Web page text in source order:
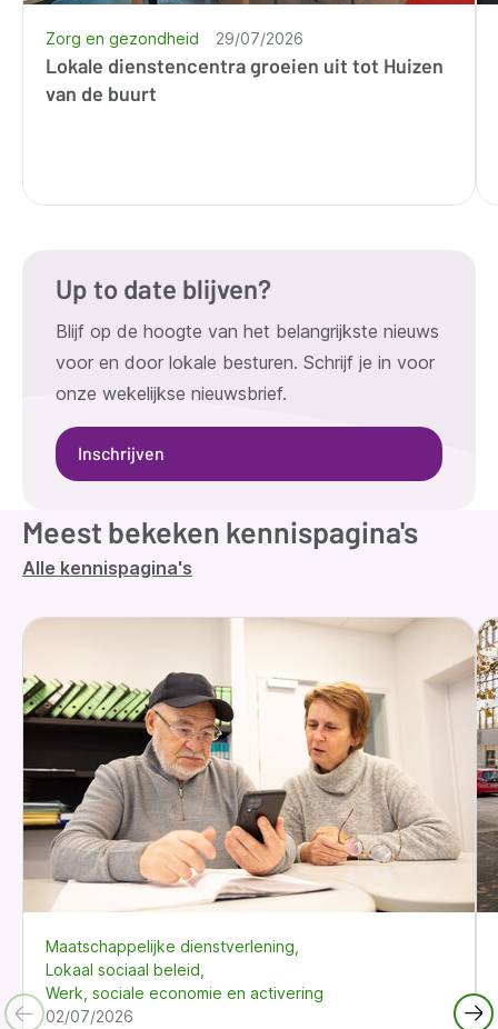
Lokale dienstencentra groeien uit tot Huizen
van de buurt
Zorg en gezondheid 29/07/2026
Up to date blijven?
Blijf op de hoogte van het belangrijkste nieuws
voor en door lokale besturen. Schrijf je in voor
onze wekelijkse nieuwsbrief.
Inschrijven
Meest bekeken kennispagina's
Alle kennispagina's
Maatschappelijke dienstverlening
Lokaal sociaal beleid
Werk, sociale economie en activering
02/07/2026